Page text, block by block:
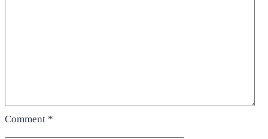
Comment *